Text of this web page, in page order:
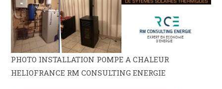
PHOTO INSTALLATION POMPE A CHALEUR
HELIOFRANCE RM CONSULTING ENERGIE